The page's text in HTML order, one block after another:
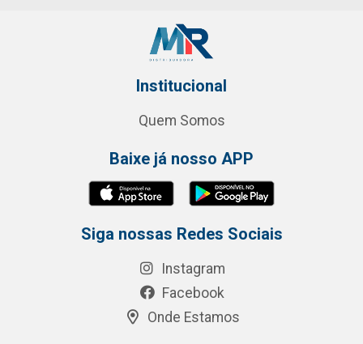
Institucional
Quem Somos
Baixe já nosso APP
Siga nossas Redes Sociais
Instagram
Facebook
Onde Estamos